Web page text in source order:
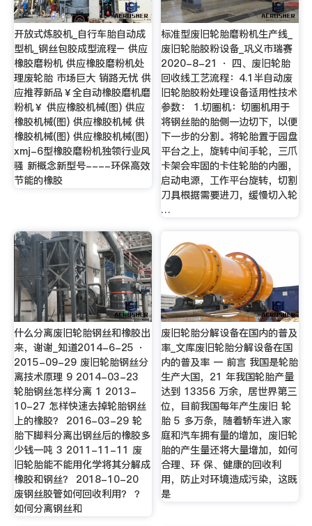
开放式炼胶机_自行车胎自动成
型机_钢丝包胶成型流程– 供应
橡胶磨粉机 供应橡胶磨粉机处
理废轮胎 市场巨大 销路无忧 供
应推荐新品￥全自动橡胶磨机磨
粉机￥ 供应橡胶机械(图) 供应
橡胶机械(图) 供应橡胶机械 供
橡胶机械(图) 供应橡胶机械(图)
xmj-6型橡胶磨粉机独领行业风
骚 新概念新型号----环保高效
节能的橡胶
标准型废旧轮胎磨粉机生产线_
废旧轮胎胶粉设备_巩义市瑞赛
2020-8-21 · 四、废旧轮胎
回收线工艺流程：4.1半自动废
旧轮胎胶粉处理设备适用性技术
参数： 1.切圈机：切圈机用于
将钢丝胎的胎侧一边切下，以便
下一步的分割。将轮胎置于园盘
平台之上，旋转中间手轮，三爪
卡架会牢固的卡住轮胎的内圈，
启动电源，工作平台旋转，切割
刀具根据需要进刀，缓慢切入轮
…
什么分离废旧轮胎钢丝和橡胶出
来，谢谢_知道2014-6-25 ·
2015-09-29 废旧轮胎钢丝分
离技术原理 9 2014-03-23
轮胎钢丝怎样分离 1 2013-
10-27 怎样快速去掉轮胎钢丝
上的橡胶？ 2016-03-29 轮
胎下脚料分离出钢丝后的橡胶多
少钱一吨 3 2011-11-11 废
旧轮胎能不能用化学将其分解成
橡胶和钢丝？ 2018-10-20
废钢丝胶管如何回收利用？ ？
如何分离钢丝和
废旧轮胎分解设备在国内的普及
率_文库废旧轮胎分解设备在国
内的普及率 一 前言 我国是轮胎
生产大国，21 年我国轮胎产量
达到 13356 万余，居世界第三
位，目前我国每年产生废旧 轮
胎 5 多万条，随着轿车进入家
庭和汽车拥有量的增加，废旧轮
胎的产生量还将大量增加，如何
合理、环 保、健康的回收利
用，防止对环境造成污染，这既
是